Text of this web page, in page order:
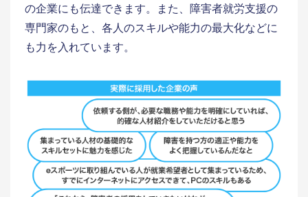
の企業にも伝達できます。また、障害者就労支援の
専門家のもと、各人のスキルや能力の最大化などに
も力を入れています。